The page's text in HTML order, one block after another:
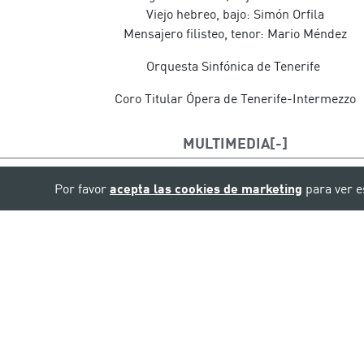
Viejo hebreo, bajo: Simón Orfila
Mensajero filisteo, tenor: Mario Méndez
Orquesta Sinfónica de Tenerife
Coro Titular Ópera de Tenerife-Intermezzo
MULTIMEDIA
Por favor acepta las cookies de marketing para ver